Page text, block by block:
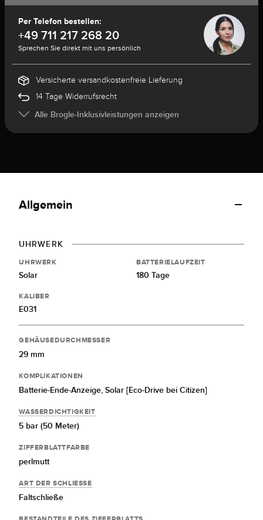
Per Telefon bestellen:
+49 711 217 268 20
Sprechen Sie direkt mit uns persönlich
Versicherte versandkostenfreie Lieferung
14 Tage Widerrufsrecht
Alle Brogle-Inklusivleistungen anzeigen
Allgemein
UHRWERK
UHRWERK
Solar
BATTERIELAUFZEIT
180 Tage
KALIBER
E031
GEHÄUSEDURCHMESSER
29 mm
KOMPLIKATIONEN
Batterie-Ende-Anzeige,Solar [Eco-Drive bei Citizen]
WASSERDICHTIGKEIT
5 bar (50 Meter)
ZIFFERBLATTFARBE
perlmutt
ART DER SCHLIESSE
Faltschließe